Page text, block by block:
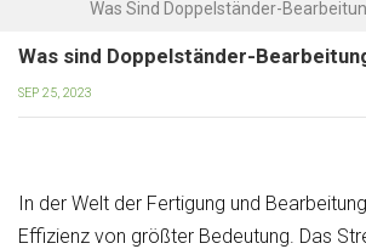
Was sind Doppelständer-
SEP 25, 2023
In der Welt der Fertigung und
Effizienz von größter Bedeutung. Das